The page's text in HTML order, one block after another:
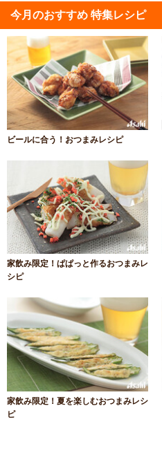
今月のおすすめ 特集レシピ
ビールに合う！おつまみレシピ
家飲み限定！ぱぱっと作るおつまみレ
シピ
家飲み限定！夏を楽しむおつまみレシ
ピ